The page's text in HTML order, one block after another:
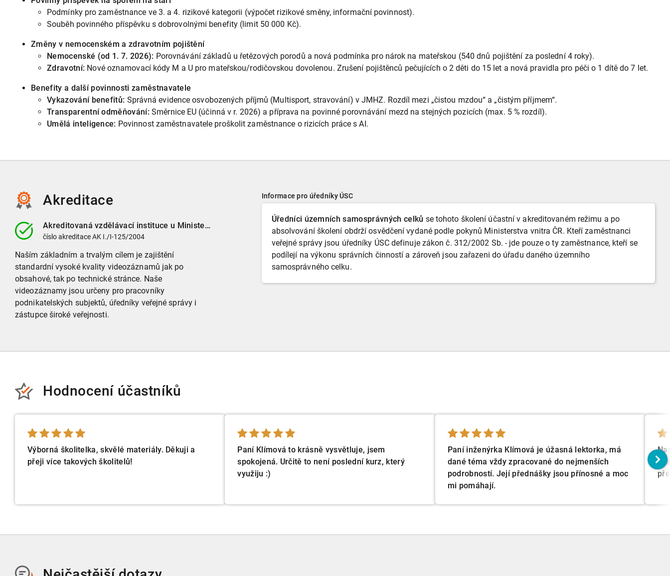
Podmínky pro zaměstnance ve 3. a 4. rizikové kategorii (výpočet rizikové směny, informační povinnost).
Souběh povinného příspěvku s dobrovolnými benefity (limit 50 000 Kč).
Změny v nemocenském a zdravotním pojištění
Nemocenské (od 1. 7. 2026): Porovnávání základů u řetězových porodů a nová podmínka pro nárok na mateřskou (540 dnů pojištění za poslední 4 roky).
Zdravotní: Nové oznamovací kódy M a U pro mateřskou/rodičovskou dovolenou. Zrušení pojištěnců pečujících o 2 děti do 15 let a nová pravidla pro péči o 1 dítě do 7 let.
Benefity a další povinnosti zaměstnavatele
Vykazování benefitů: Správná evidence osvobozených příjmů (Multisport, stravování) v JMHZ. Rozdíl mezi „čistou mzdou“ a „čistým příjmem“.
Transparentní odměňování: Směrnice EU (účinná v r. 2026) a příprava na povinné porovnávání mezd na stejných pozicích (max. 5 % rozdíl).
Umělá inteligence: Povinnost zaměstnavatele proškolit zaměstnance o rizicích práce s AI.
Akreditace
Akreditovaná vzdělávací instituce u Ministerstva vnitra ČR
čísloakreditaceAK I./I-125/2004
Naším základním a trvalým cílem je zajištění
standardní vysoké kvality videozáznamů jak po
obsahové, tak po technické stránce. Naše
videozáznamy jsou určeny pro pracovníky
podnikatelských subjektů, úředníky veřejné správy i
zástupce široké veřejnosti.
Informace pro úředníky ÚSC
Úředníci územních samosprávných celků se tohoto školení účastní v akreditovaném režimu a po
absolvování školení obdrží osvědčení vydané podle pokynů Ministerstva vnitra ČR. Kteří zaměstnanci
veřejné správy jsou úředníky ÚSC definuje zákon č. 312/2002 Sb. - jde pouze o ty zaměstnance, kteří se
podílejí na výkonu správních činností a zároveň jsou zařazeni do úřadu daného územního
samosprávného celku.
Hodnocení účastníků
Výborná školitelka, skvělé materiály. Děkuji a
přeji více takových školitelů!
Paní Klímová to krásně vysvětluje, jsem
spokojená. Určitě to není poslední kurz, který
využiju :)
Paní inženýrka Klímová je úžasná lektorka, má
dané téma vždy zpracované do nejmenších
podrobností. Její přednášky jsou přínosné a moc
mi pomáhají.
je